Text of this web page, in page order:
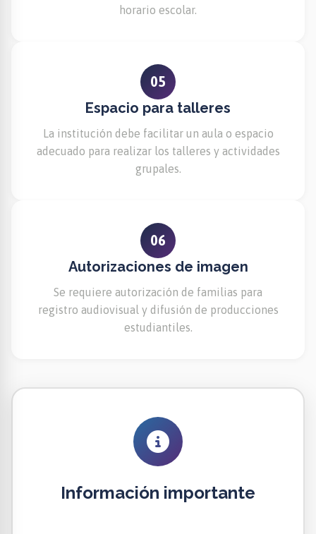
horario escolar.
05
Espacio para talleres
La institución debe facilitar un aula o espacio
adecuado para realizar los talleres y actividades
grupales.
06
Autorizaciones de imagen
Se requiere autorización de familias para
registro audiovisual y difusión de producciones
estudiantiles.
Información importante